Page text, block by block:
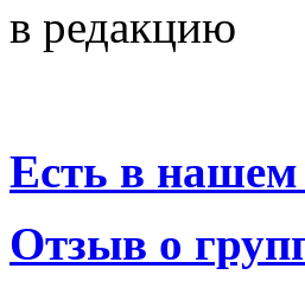
в редакцию
Есть в нашем
Отзыв о